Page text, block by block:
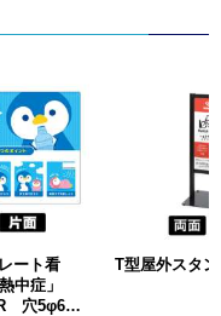
ート看
中症」
穴5φ6カ
T型屋外スタ